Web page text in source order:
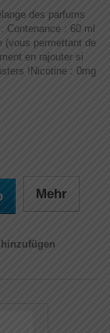
des parfums
Contenance : 60 ml
(vous permettant de
en rajouter si
!​​ Nicotine : 0mg
Mehr